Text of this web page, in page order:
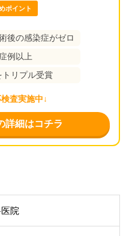
ポイント
後の感染症がゼロ
例以上
リプル受賞
査実施中↓
詳細はコチラ
院